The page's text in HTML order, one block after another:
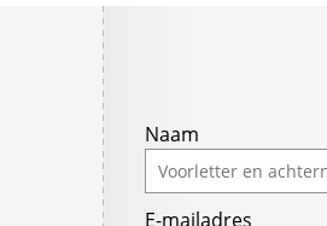
Naam
E-mailadres